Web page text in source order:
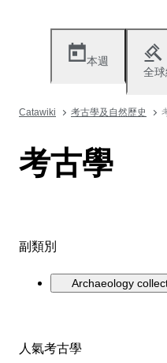
本週
全
Catawiki 考古學及自然歷史
考古學
副類別
Archaeology
人氣考古學